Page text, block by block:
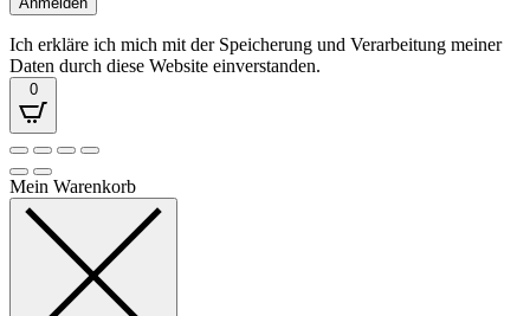
Ich erkläre ich mich mit der Speicherung und Verarbeitung meiner
Daten durch diese Website einverstanden.
0
Mein Warenkorb